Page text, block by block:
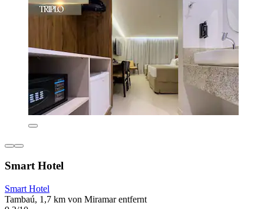
Smart Hotel
Smart Hotel
Tambaú, 1,7 km von Miramar entfernt